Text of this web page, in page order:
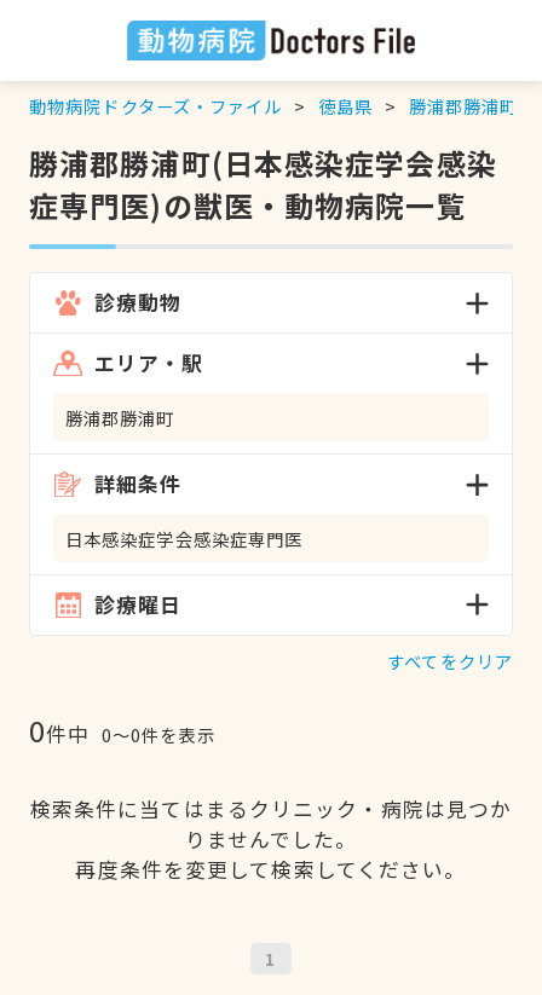
動物病院ドクターズ・ファイル 徳島県 勝浦郡勝浦町
勝浦郡勝浦町(日本感染症学会感染
症専門医)の獣医・動物病院一覧
診療動物
エリア・駅
勝浦郡勝浦町
詳細条件
日本感染症学会感染症専門医
診療曜日
すべてをクリア
0件中 0〜0件を表示
検索条件に当てはまるクリニック・病院は見つか
りませんでした。
再度条件を変更して検索してください。
1